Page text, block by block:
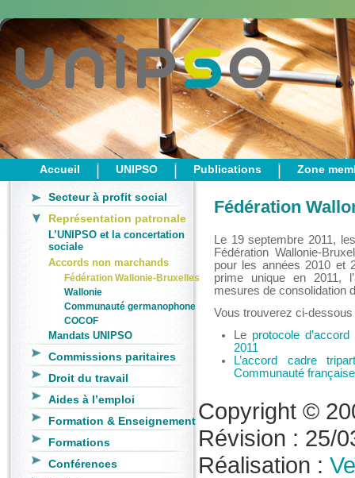
Accueil UNIPSO Publications Zone
Secteur à profit social
Représentation patronale
L’UNIPSO et la concertation
sociale
Accords non marchands
Fédération Wallonie-Bruxelles
Wallonie
Communauté germanophone
COCOF
Mandats UNIPSO
Commissions paritaires
Droit du travail
Aides à l’emploi
Formation & Enseignement
Formations
Conférences
Fédération
Le 19 septembre 2011,
Fédération Wallonie-
pour les années 2010 et
prime unique en 2011,
mesures de consolidation
Vous trouverez ci-dessous
Le protocole
2011
L’accord cadre
Communauté
Copyright ©
Révision : 25/
Réalisation :